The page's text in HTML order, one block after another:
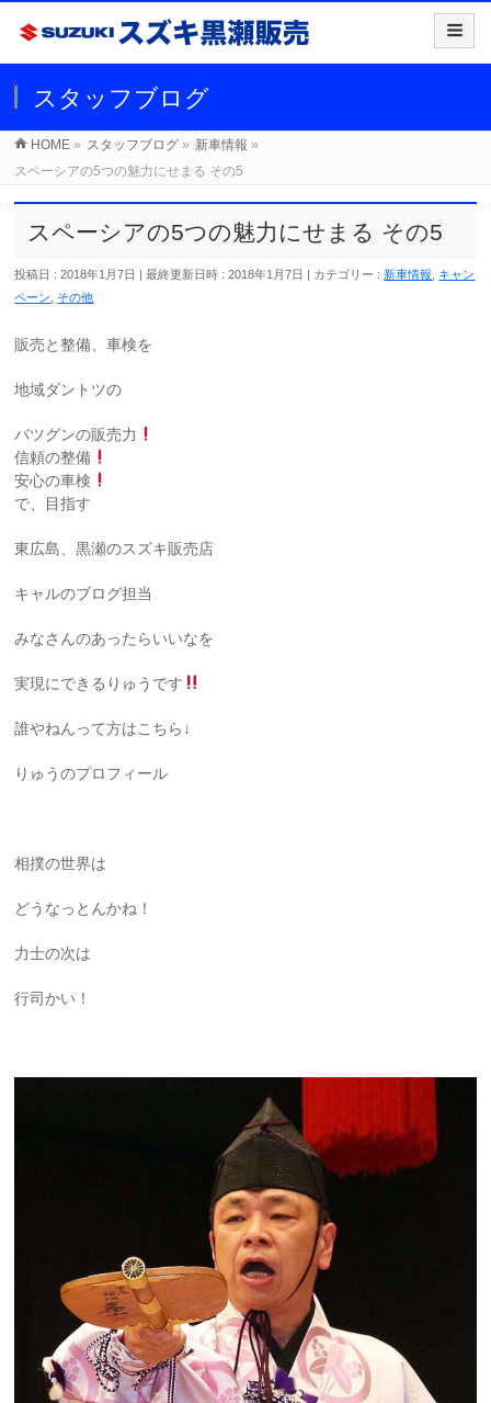
スタッフブログ
HOME » スタッフブログ » 新車情報 »
スペーシアの5つの魅力にせまる その5
スペーシアの5つの魅力にせまる その5
投稿日 : 2018年1月7日 最終更新日時 : 2018年1月7日 カテゴリー : 新車情報
キャン
ペーン
その他
販売と整備、車検を
地域ダントツの
バツグンの販売力
信頼の整備
安心の車検
で、目指す
東広島、黒瀬のスズキ販売店
キャルのブログ担当
みなさんのあったらいいなを
実現にできるりゅうです
誰やねんって方はこちら↓
りゅうのプロフィール
相撲の世界は
どうなっとんかね！
力士の次は
行司かい！